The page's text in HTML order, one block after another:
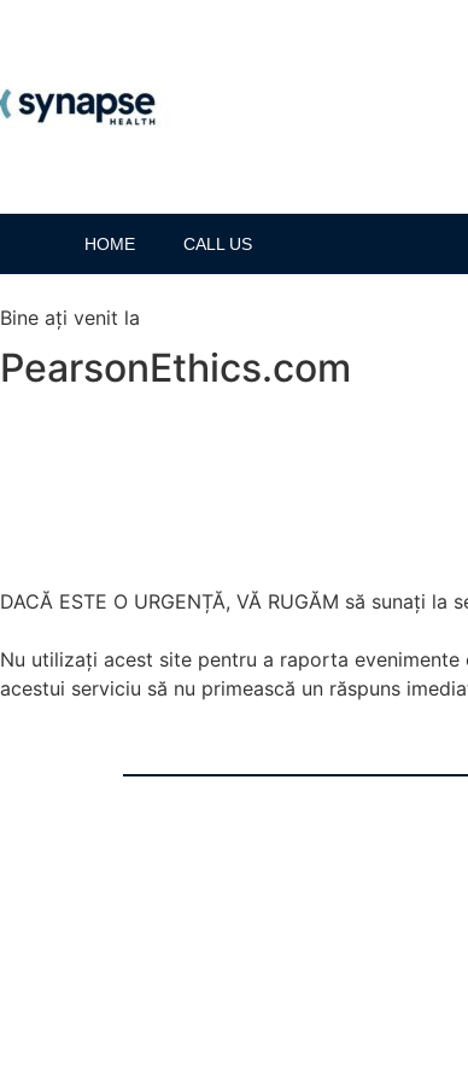
HOME CALL US
Bine ați venit la
PearsonEthics.com
DACĂ ESTE O URGENȚĂ, VĂ RUGĂM să sunați
Nu utilizați acest site pentru a raporta
acestui serviciu să nu primească un răspuns